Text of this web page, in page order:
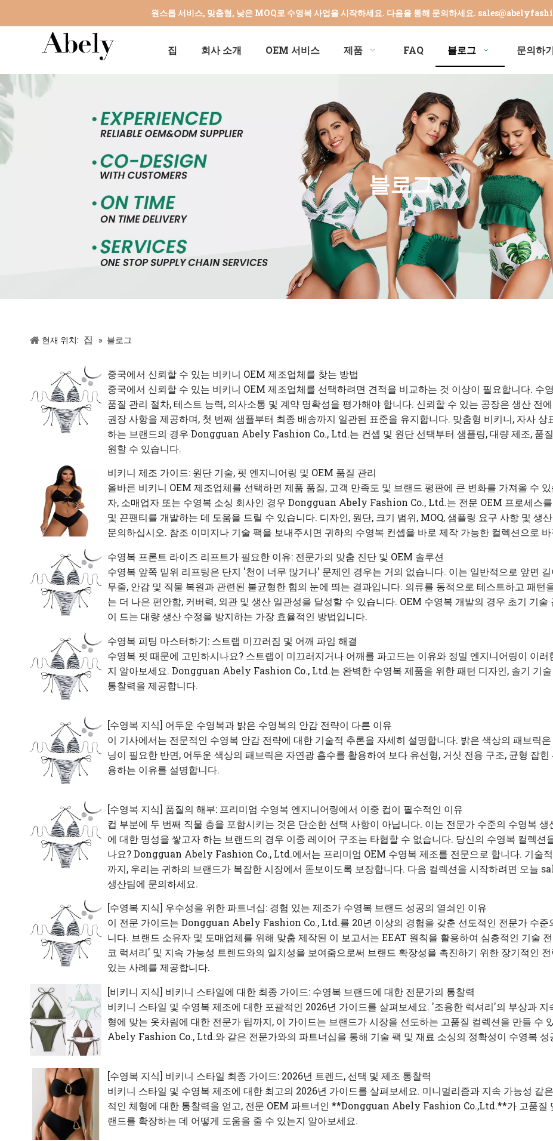
원스톱 서비스, 맞춤형, 낮은 MOQ로 수영복 사업을 시작하세요. 다음을 통해 문의하세요.
집 회사 소개 OEM 서비스 제품 FAQ 블로그 문의하
블로그
현재 위치: 집 » 블로그
중국에서 신뢰할 수 있는 비키니 OEM 제조업체를 찾는 방법
중국에서 신뢰할 수 있는 비키니 OEM 제조업체를 선택하려면 견적을 비교하는 것 이상이 필요합니다. 수
품질 관리 절차, 테스트 능력, 의사소통 및 계약 명확성을 평가해야 합니다. 신뢰할 수 있는 공장은 생산 전
권장 사항을 제공하며, 첫 번째 샘플부터 최종 배송까지 일관된 표준을 유지합니다. 맞춤형 비키니, 자사
하는 브랜드의 경우 Dongguan Abely Fashion Co., Ltd.​는 컨셉 및 원단 선택부터 샘플링, 대량 제조, 품
원할 수 있습니다.
비키니 제조 가이드: 원단 기술, 핏 엔지니어링 및 OEM 품질 관리
올바른 비키니 OEM 제조업체를 선택하면 제품 품질, 고객 만족도 및 브랜드 평판에 큰 변화를 가져올 수
자, 소매업자 또는 수영복 소싱 회사인 경우 Dongguan Abely Fashion Co., Ltd.는 전문 OEM 프로세스를
및 끈팬티를 개발하는 데 도움을 드릴 수 있습니다. 디자인, 원단, 크기 범위, MOQ, 샘플링 요구 사항 및 생
문의하십시오. 참조 이미지나 기술 팩을 보내주시면 귀하의 수영복 컨셉을 바로 제작 가능한 컬렉션으로
수영복 프론트 라이즈 리프트가 필요한 이유: 전문가의 맞춤 진단 및 OEM 솔루션
수영복 앞쪽 밑위 리프팅은 단지 '천이 너무 많거나' 문제인 경우는 거의 없습니다. 이는 일반적으로 앞면
무줄, 안감 및 직물 복원과 관련된 불균형한 힘의 눈에 띄는 결과입니다. 의류를 동적으로 테스트하고 패턴
는 더 나은 편안함, 커버력, 외관 및 생산 일관성을 달성할 수 있습니다. OEM 수영복 개발의 경우 초기 기
이 드는 대량 생산 수정을 방지하는 가장 효율적인 방법입니다.
수영복 피팅 마스터하기: 스트랩 미끄러짐 및 어깨 파임 해결
수영복 핏 때문에 고민하시나요? 스트랩이 미끄러지거나 어깨를 파고드는 이유와 정밀 엔지니어링이 이
지 알아보세요. Dongguan Abely Fashion Co., Ltd.는 완벽한 수영복 제품을 위한 패턴 디자인, 솔기 기
통찰력을 제공합니다.
[수영복 지식] 어두운 수영복과 밝은 수영복의 안감 전략이 다른 이유
이 기사에서는 전문적인 수영복 안감 전략에 대한 기술적 추론을 자세히 설명합니다. 밝은 색상의 패브릭
닝이 필요한 반면, 어두운 색상의 패브릭은 자연광 흡수를 활용하여 보다 유선형, 거싯 전용 구조, 균형 잡
용하는 이유를 설명합니다.
[수영복 지식] 품질의 해부: 프리미엄 수영복 엔지니어링에서 이중 컵이 필수적인 이유
컵 부분에 두 번째 직물 층을 포함시키는 것은 단순한 선택 사항이 아닙니다. 이는 전문가 수준의 수영복
에 대한 명성을 쌓고자 하는 브랜드의 경우 이중 레이어 구조는 타협할 수 없습니다. 당신의 수영복 컬렉션
나요? Dongguan Abely Fashion Co., Ltd.에서는 프리미엄 OEM 수영복 제조를 전문으로 합니다. 기술
까지, 우리는 귀하의 브랜드가 복잡한 시장에서 돋보이도록 보장합니다. 다음 컬렉션을 시작하려면 오
생산팀에 문의하세요.
[수영복 지식] 우수성을 위한 파트너십: 경험 있는 제조가 수영복 브랜드 성공의 열쇠인 이유
이 전문 가이드는 Dongguan Abely Fashion Co., Ltd.를 20년 이상의 경험을 갖춘 선도적인 전문가 수준
니다. 브랜드 소유자 및 도매업체를 위해 맞춤 제작된 이 보고서는 EEAT 원칙을 활용하여 심층적인 기술
코 럭셔리' 및 지속 가능성 트렌드와의 일치성을 보여줌으로써 브랜드 확장성을 촉진하기 위한 장기적인
있는 사례를 제공합니다.
[비키니 지식] 비키니 스타일에 대한 최종 가이드: 수영복 브랜드에 대한 전문가의 통찰력
비키니 스타일 및 수영복 제조에 대한 포괄적인 2026년 가이드를 살펴보세요. '조용한 럭셔리'의 부상과
형에 맞는 옷차림에 대한 전문가 팁까지, 이 가이드는 브랜드가 시장을 선도하는 고품질 컬렉션을 만들 수
Abely Fashion Co., Ltd.와 같은 전문가와의 파트너십을 통해 기술 팩 및 재료 소싱의 정확성이 수영복 성
[수영복 지식] 비키니 스타일 최종 가이드: 2026년 트렌드, 선택 및 제조 통찰력
비키니 스타일 및 수영복 제조에 대한 최고의 2026년 가이드를 살펴보세요. 미니멀리즘과 지속 가능성 같
적인 체형에 대한 통찰력을 얻고, 전문 OEM 파트너인 **Dongguan Abely Fashion Co.,Ltd.**가 고품질
랜드를 확장하는 데 어떻게 도움을 줄 수 있는지 알아보세요.